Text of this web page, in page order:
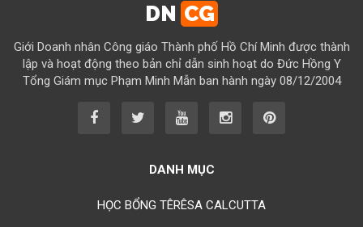
Chúc mừng bổn mạng Chị Maria Nguyễn Tuấn Đông Quân 15/08
Chúc mừng bổn mạng Chị Maria Lâm Thanh Trúc 15/08
Chúc mừng bổn mạng Chị Maria Từ Ngọc Phụng 15/08
Chúc mừng bổn mạng Chị Rosa Nguyễn Mến Quý 23/08
DN CG
Giới Doanh nhân Công giáo Thành phố Hồ Chí Minh được thành
lập và hoạt động theo bản chỉ dẫn sinh hoạt do Đức Hồng Y
Tổng Giám mục Phạm Minh Mẫn ban hành ngày 08/12/2004
DANH MỤC
HỌC BỔNG TÊRÊSA CALCUTTA